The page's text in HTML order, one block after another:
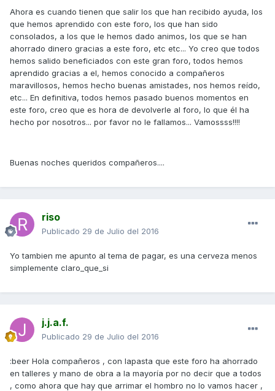
Ahora es cuando tienen que salir los que han recibido ayuda, los
que hemos aprendido con este foro, los que han sido
consolados, a los que le hemos dado animos, los que se han
ahorrado dinero gracias a este foro, etc etc... Yo creo que todos
hemos salido beneficiados con este gran foro, todos hemos
aprendido gracias a el, hemos conocido a compañeros
maravillosos, hemos hecho buenas amistades, nos hemos reído,
etc... En definitiva, todos hemos pasado buenos momentos en
este foro, creo que es hora de devolverle al foro, lo que él ha
hecho por nosotros... por favor no le fallamos... Vamossss!!!!
Buenas noches queridos compañeros....
riso
Publicado 29 de Julio del 2016
Yo tambien me apunto al tema de pagar, es una cerveza menos
simplemente claro_que_si
j.j.a.f.
Publicado 29 de Julio del 2016
:beer Hola compañeros , con lapasta que este foro ha ahorrado
en talleres y mano de obra a la mayoría por no decir que a todos
, como ahora que hay que arrimar el hombro no lo vamos hacer ,